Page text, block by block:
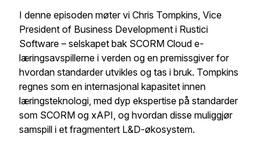
I denne episoden møter vi Chris Tompkins, Vice
President of Business Development i Rustici
Software – selskapet bak SCORM Cloud e-
læringsavspillerne i verden og en premissgiver for
hvordan standarder utvikles og tas i bruk. Tompkins
regnes som en internasjonal kapasitet innen
læringsteknologi, med dyp ekspertise på standarder
som SCORM og xAPI, og hvordan disse muliggjør
samspill i et fragmentert L&D-økosystem.